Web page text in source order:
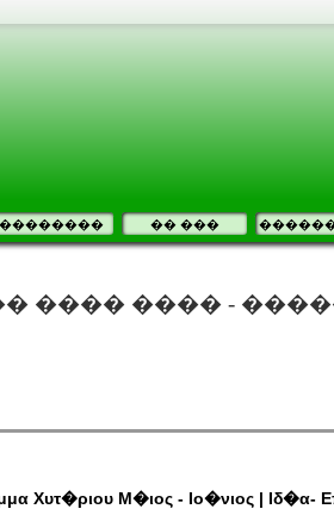
�������� �� ���
���� ���� -
Χυτ�ριου Μ�ιος - Ιο�νιος | Ιδ�α-